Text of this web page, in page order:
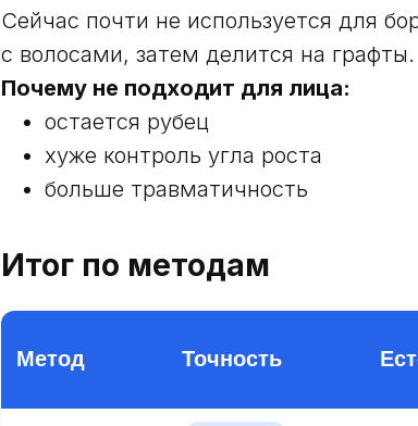
Сейчас почти не используется для
с волосами, затем делится на графты.
Почему не подходит для лица:
остается рубец
хуже контроль угла роста
больше травматичность
Итог по методам
Метод Точность